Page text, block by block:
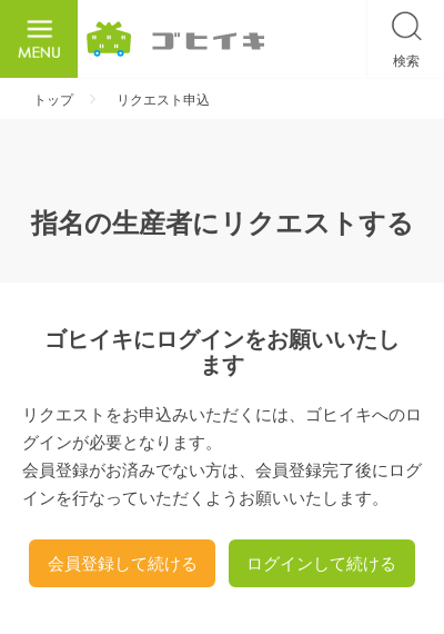
検索
トップ リクエスト申込
指名の生産者にリクエストする
ゴヒイキにログインをお願いいたし
ます
リクエストをお申込みいただくには、ゴヒイキへのロ
グインが必要となります。
会員登録がお済みでない方は、会員登録完了後にログ
インを行なっていただくようお願いいたします。
会員登録して続ける ログインして続ける